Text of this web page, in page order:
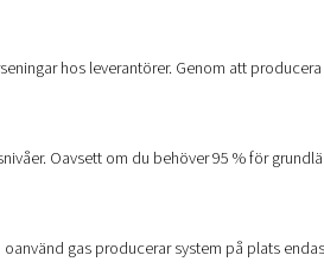
kväve på